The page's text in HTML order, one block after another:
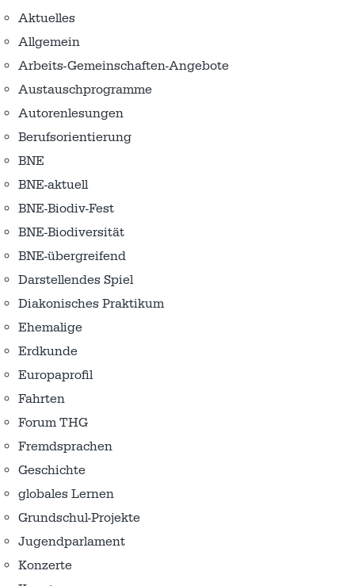
Aktuelles
Allgemein
Arbeits-Gemeinschaften-Angebote
Austausch­programme
Autorenlesungen
Berufsorientierung
BNE
BNE-aktuell
BNE-Biodiv-Fest
BNE-Biodiversität
BNE-übergreifend
Darstellendes Spiel
Diakonisches Praktikum
Ehemalige
Erdkunde
Europaprofil
Fahrten
Forum THG
Fremdsprachen
Geschichte
globales Lernen
Grundschul-Projekte
Jugendparlament
Konzerte